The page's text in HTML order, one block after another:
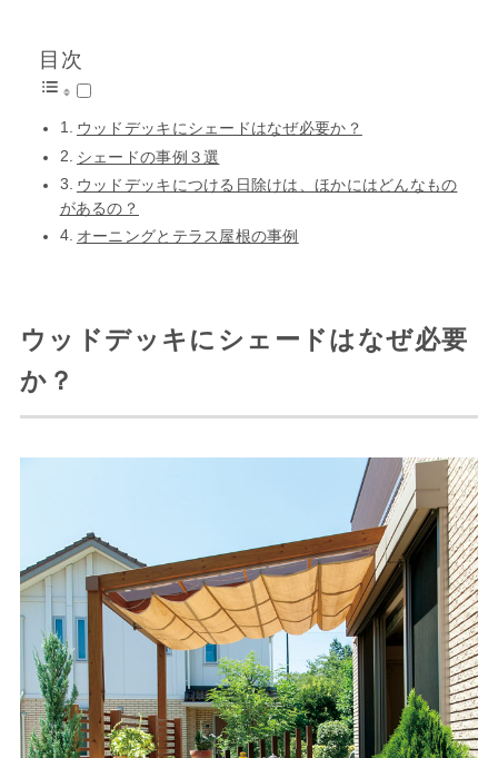
目次
ウッドデッキにシェードはなぜ必要か？
シェードの事例３選
ウッドデッキにつける日除けは、ほかにはどんなもの
があるの？
オーニングとテラス屋根の事例
ウッドデッキにシェードはなぜ必要
か？